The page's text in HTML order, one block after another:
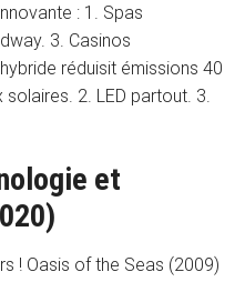
: 1. Spas
3. Casinos
hybride réduisit émissions 40
solaires. 2. LED partout. 3.
et
! Oasis of the Seas (2009)